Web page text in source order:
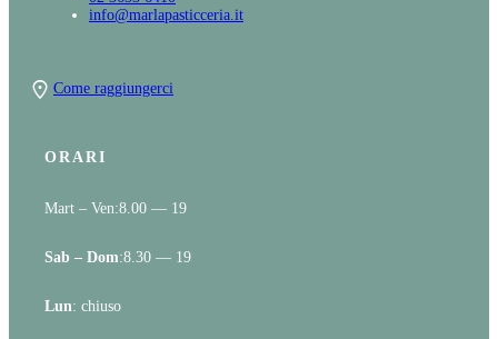
info@marlapasticceria.it
Come raggiungerci
ORARI
Mart – Ven:8.00 — 19
Sab – Dom:8.30 — 19
Lun: chiuso